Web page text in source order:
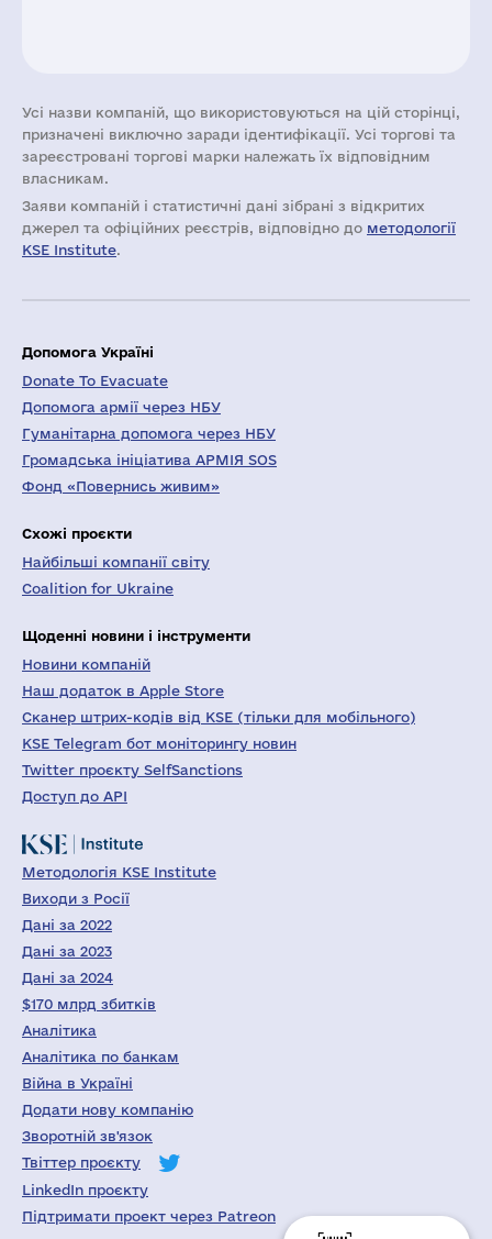
Усі назви компаній, що використовуються на цій сторінці,
призначені виключно заради ідентифікації. Усі торгові та
зареєстровані торгові марки належать їх відповідним
власникам.
Заяви компаній i статистичні дані зібрані з відкритих
джерел та офіційних реєстрів, відповідно до методології
KSE Institute.
Допомога Україні
Donate To Evacuate
Допомога армії через НБУ
Гуманітарна допомога через НБУ
Громадська ініціатива АРМІЯ SOS
Фонд «Повернись живим»
Схожі проєкти
Найбільші компанії світу
Coalition for Ukraine
Щоденні новини і інструменти
Новини компаній
Наш додаток в Apple Store
Сканер штрих-кодів від KSE (тільки для мобільного)
KSE Telegram бот моніторингу новин
Twitter проєкту SelfSanctions
Доступ до API
Методологія KSE Institute
Виходи з Росії
Дані за 2022
Дані за 2023
Дані за 2024
$170 млрд збитків
Аналітика
Аналітика по банкам
Війна в Україні
Додати нову компанію
Зворотній зв'язок
Твіттер проєкту
LinkedIn проєкту
Підтримати проект через Patreon